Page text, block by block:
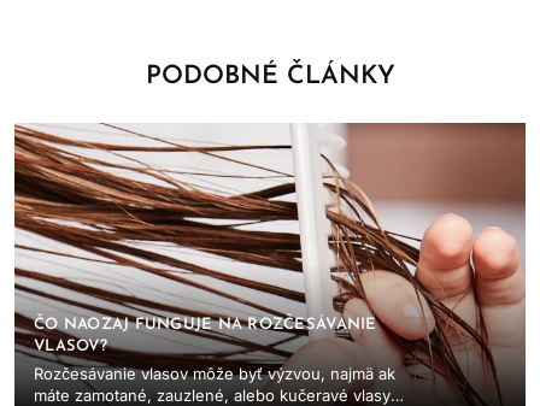
PODOBNÉ ČLÁNKY
ČO NAOZAJ FUNGUJE NA ROZČESÁVANIE
VLASOV?
Rozčesávanie vlasov môže byť výzvou, najmä ak
máte zamotané, zauzlené, alebo kučeravé vlasy.